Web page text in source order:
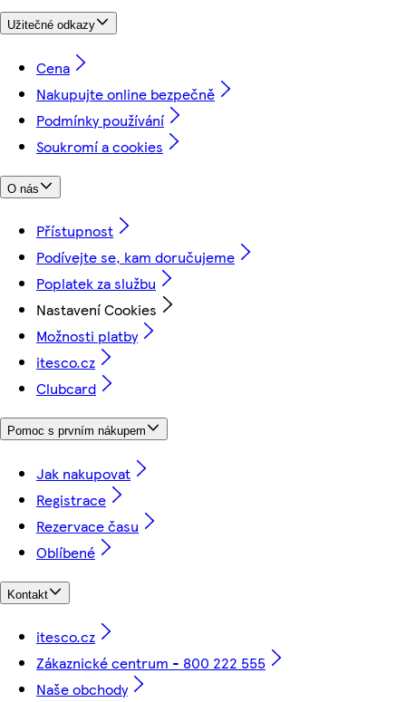
Užitečné odkazy
Cena
Nakupujte online bezpečně
Podmínky používání
Soukromí a cookies
O nás
Přístupnost
Podívejte se, kam doručujeme
Poplatek za službu
Nastavení Cookies
Možnosti platby
itesco.cz
Clubcard
Pomoc s prvním nákupem
Jak nakupovat
Registrace
Rezervace času
Oblíbené
Kontakt
itesco.cz
Zákaznické centrum - 800 222 555
Naše obchody